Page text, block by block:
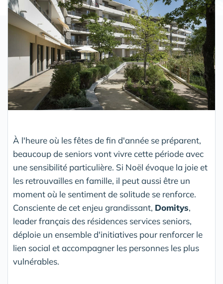
À l'heure où les fêtes de fin d'année se préparent,
beaucoup de seniors vont vivre cette période avec
une sensibilité particulière. Si Noël évoque la joie et
les retrouvailles en famille, il peut aussi être un
moment où le sentiment de solitude se renforce.
Consciente de cet enjeu grandissant, Domitys,
leader français des résidences services seniors,
déploie un ensemble d'initiatives pour renforcer le
lien social et accompagner les personnes les plus
vulnérables.